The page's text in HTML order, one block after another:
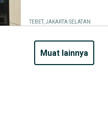
TEBET, JAKARTA SELATAN
muat lainnya